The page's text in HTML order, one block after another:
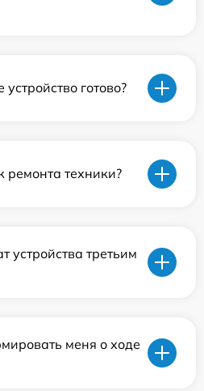
готово?
ремонта техники?
устройства третьим
меня о ходе